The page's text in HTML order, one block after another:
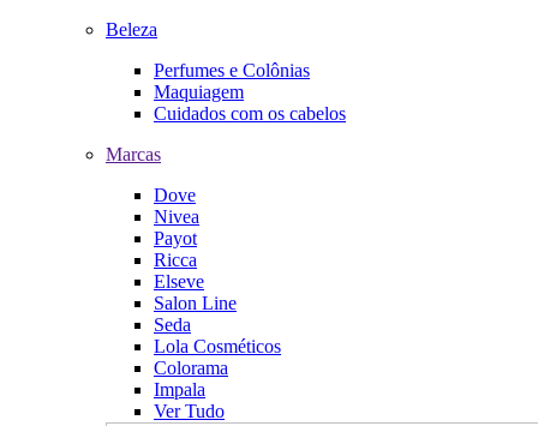
Beleza
Perfumes e Colônias
Maquiagem
Cuidados com os cabelos
Marcas
Dove
Nivea
Payot
Ricca
Elseve
Salon Line
Seda
Lola Cosméticos
Colorama
Impala
Ver Tudo